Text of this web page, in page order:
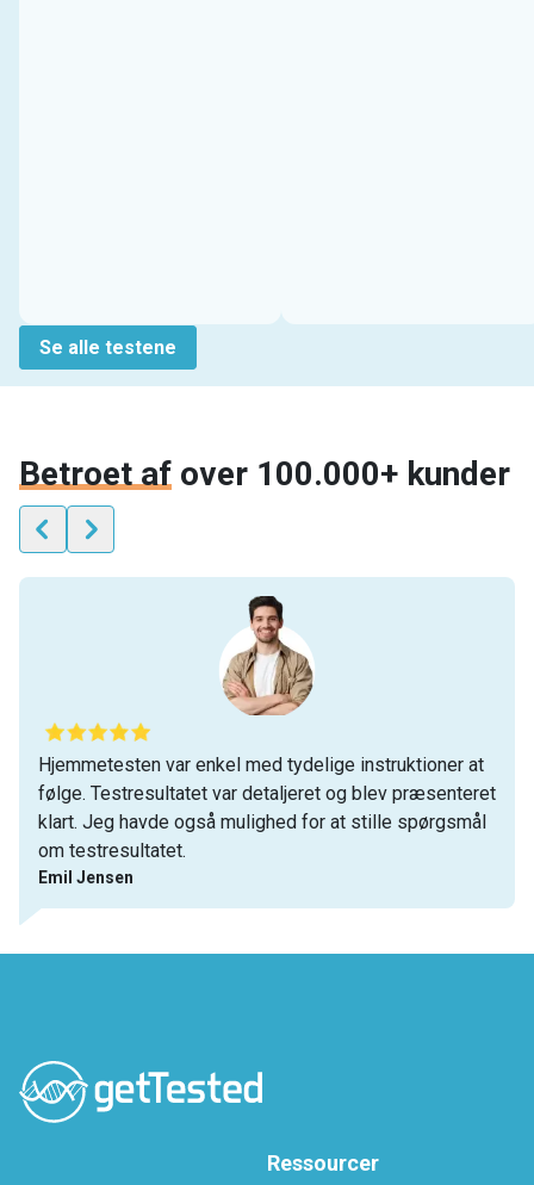
Se alle testene
Betroet af over 100.000+ kunder
Hjemmetesten var enkel med tydelige instruktioner at
følge. Testresultatet var detaljeret og blev præsenteret
klart. Jeg havde også mulighed for at stille spørgsmål
om testresultatet.
Emil Jensen
Ressourcer